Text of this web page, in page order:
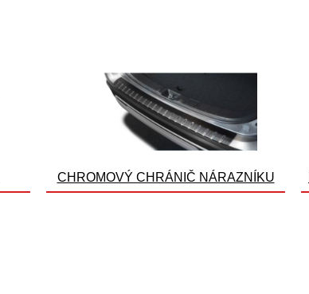
CHROMOVÝ CHRÁNIČ NÁRAZNÍKU